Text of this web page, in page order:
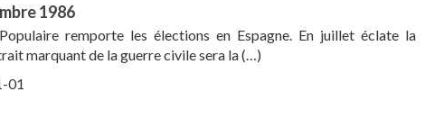
1986
remporte les élections en Espagne. En juillet éclate la
marquant de la guerre civile sera la (…)
01